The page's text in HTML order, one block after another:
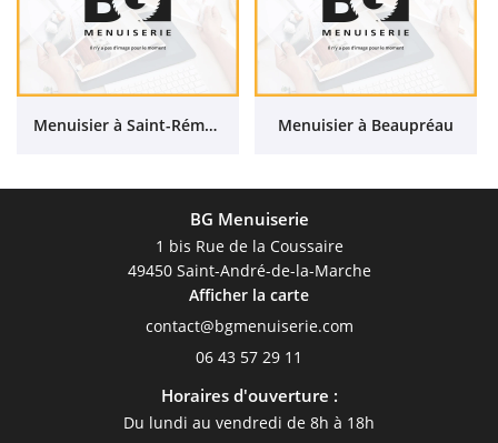
Menuisier à Saint-Rémy-en-Mauges Menuisier à Beaupréau
BG Menuiserie
1 bis Rue de la Coussaire
49450 Saint-André-de-la-Marche
Afficher la carte
06 43 57 29 11
Horaires d'ouverture :
Du lundi au vendredi de 8h à 18h